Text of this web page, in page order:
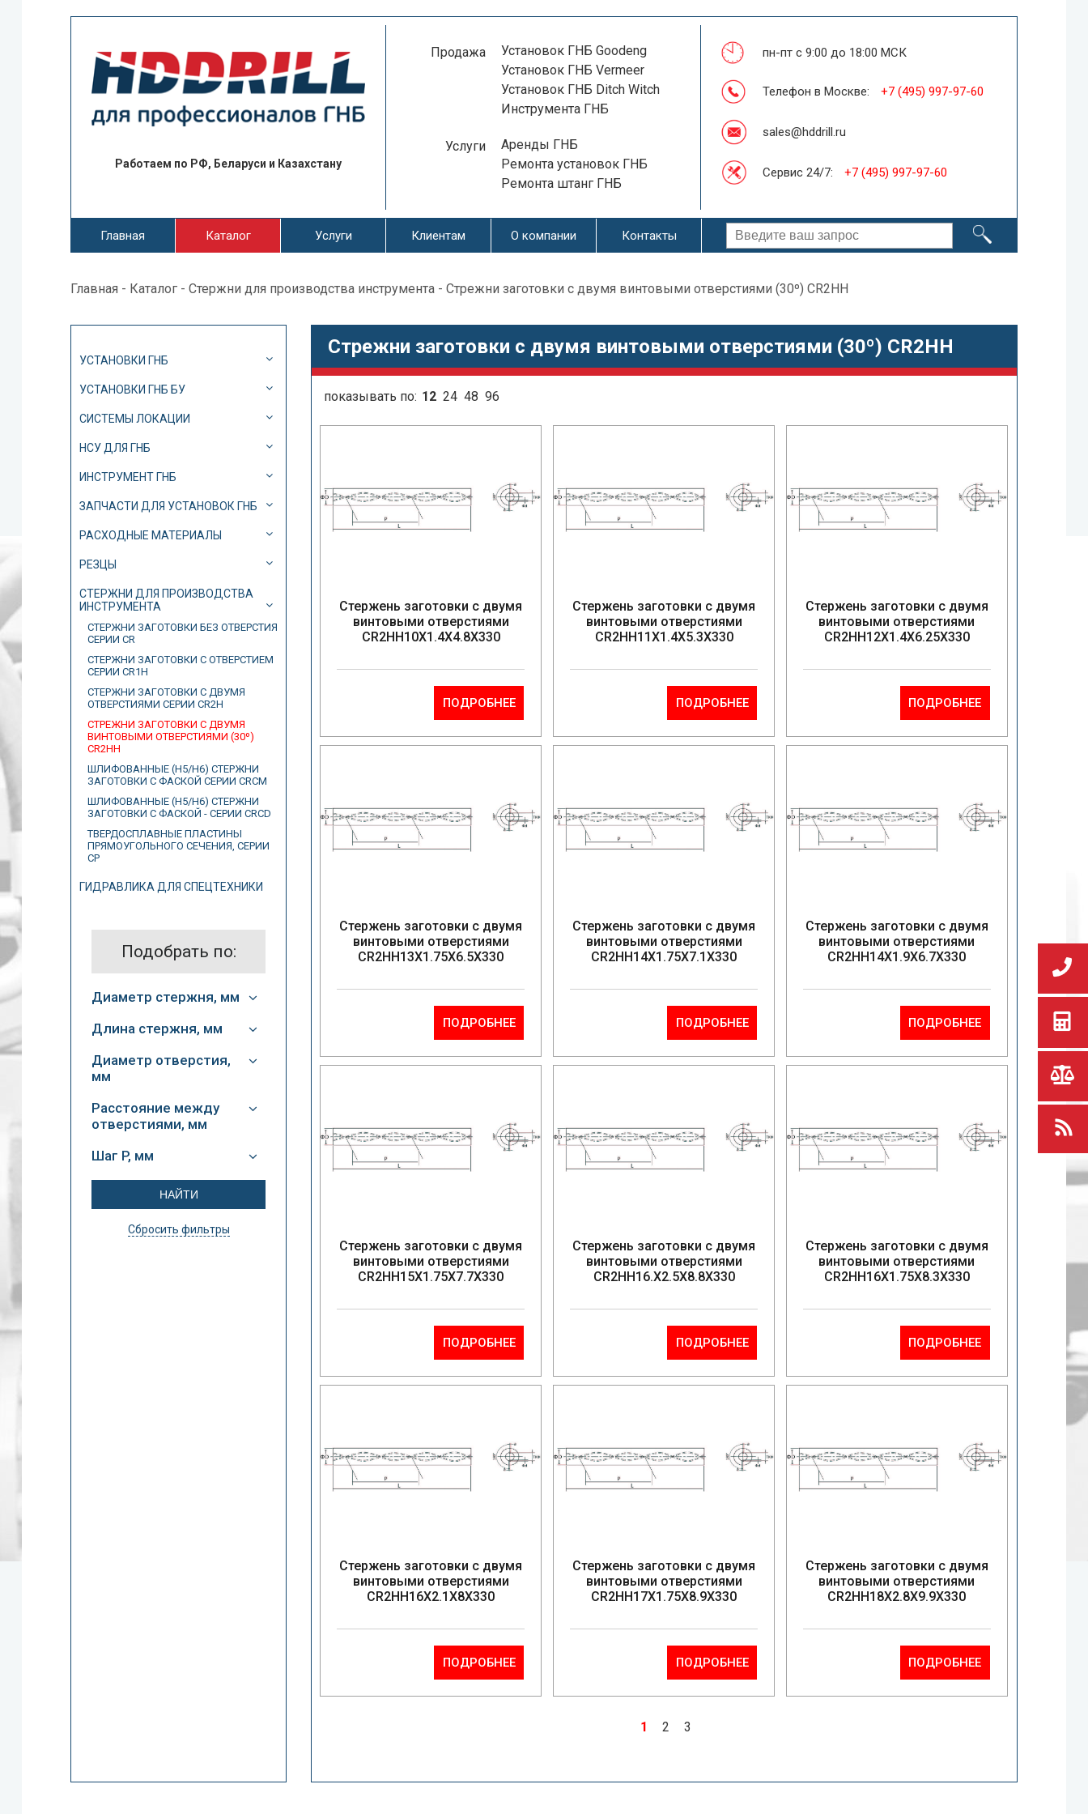
Работаем по РФ, Беларуси и Казахстану
Продажа
Установок ГНБ Goodeng
Установок ГНБ Vermeer
Установок ГНБ Ditch Witch
Инструмента ГНБ
Услуги
Аренды ГНБ
Ремонта установок ГНБ
Ремонта штанг ГНБ
пн-пт с 9:00 до 18:00 МСК
Телефон в Москве: +7 (495) 997-97-60
sales@hddrill.ru
Сервис 24/7: +7 (495) 997-97-60
Главная Каталог Услуги Клиентам О компании Контакты
Главная - Каталог - Стержни для производства инструмента - Стрежни заготовки с двумя винтовыми отверстиями (30º) CR2HH
УСТАНОВКИ ГНБ
УСТАНОВКИ ГНБ БУ
СИСТЕМЫ ЛОКАЦИИ
НСУ ДЛЯ ГНБ
ИНСТРУМЕНТ ГНБ
ЗАПЧАСТИ ДЛЯ УСТАНОВОК ГНБ
РАСХОДНЫЕ МАТЕРИАЛЫ
РЕЗЦЫ
СТЕРЖНИ ДЛЯ ПРОИЗВОДСТВА
ИНСТРУМЕНТА
СТЕРЖНИ ЗАГОТОВКИ БЕЗ ОТВЕРСТИЯ
СЕРИИ CR
СТЕРЖНИ ЗАГОТОВКИ С ОТВЕРСТИЕМ
СЕРИИ CR1H
СТЕРЖНИ ЗАГОТОВКИ С ДВУМЯ
ОТВЕРСТИЯМИ СЕРИИ CR2H
СТРЕЖНИ ЗАГОТОВКИ С ДВУМЯ
ВИНТОВЫМИ ОТВЕРСТИЯМИ (30º)
CR2HH
ШЛИФОВАННЫЕ (H5/H6) СТЕРЖНИ
ЗАГОТОВКИ С ФАСКОЙ СЕРИИ CRCM
ШЛИФОВАННЫЕ (H5/H6) СТЕРЖНИ
ЗАГОТОВКИ С ФАСКОЙ - СЕРИИ CRCD
ТВЕРДОСПЛАВНЫЕ ПЛАСТИНЫ
ПРЯМОУГОЛЬНОГО СЕЧЕНИЯ, СЕРИИ
CP
ГИДРАВЛИКА ДЛЯ СПЕЦТЕХНИКИ
Подобрать по:
Диаметр стержня, мм
Длина стержня, мм
Диаметр отверстия,
мм
Расстояние между
отверстиями, мм
Шаг P, мм
Сбросить фильтры
Стрежни заготовки с двумя винтовыми отверстиями (30º) CR2HH
показывать по: 12 24 48 96
Стержень заготовки с двумя
винтовыми отверстиями
CR2HH10X1.4X4.8X330
ПОДРОБНЕЕ
Стержень заготовки с двумя
винтовыми отверстиями
CR2HH11X1.4X5.3X330
ПОДРОБНЕЕ
Стержень заготовки с двумя
винтовыми отверстиями
CR2HH12X1.4X6.25X330
ПОДРОБНЕЕ
Стержень заготовки с двумя
винтовыми отверстиями
CR2HH13X1.75X6.5X330
ПОДРОБНЕЕ
Стержень заготовки с двумя
винтовыми отверстиями
CR2HH14X1.75X7.1X330
ПОДРОБНЕЕ
Стержень заготовки с двумя
винтовыми отверстиями
CR2HH14X1.9X6.7X330
ПОДРОБНЕЕ
Стержень заготовки с двумя
винтовыми отверстиями
CR2HH15X1.75X7.7X330
ПОДРОБНЕЕ
Стержень заготовки с двумя
винтовыми отверстиями
CR2HH16.X2.5X8.8X330
ПОДРОБНЕЕ
Стержень заготовки с двумя
винтовыми отверстиями
CR2HH16X1.75X8.3X330
ПОДРОБНЕЕ
Стержень заготовки с двумя
винтовыми отверстиями
CR2HH16X2.1X8X330
ПОДРОБНЕЕ
Стержень заготовки с двумя
винтовыми отверстиями
CR2HH17X1.75X8.9X330
ПОДРОБНЕЕ
Стержень заготовки с двумя
винтовыми отверстиями
CR2HH18X2.8X9.9X330
ПОДРОБНЕЕ
1 2 3